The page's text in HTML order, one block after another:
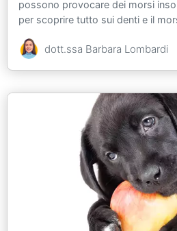
possono provocare dei morsi
per scoprire tutto sui denti e il
dott.ssa Barbara Lombardi